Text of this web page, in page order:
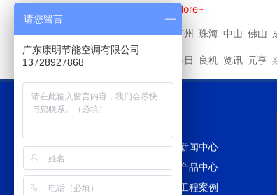
More+
其他城市 深圳 广州 珠海 中山 佛山
金日 良机 览讯 元亨
网站首页
新闻中心
冷却塔百科
产品中心
冷却塔配件
工程案例
请您留言
广东康明节能空调有限公司
13728927868